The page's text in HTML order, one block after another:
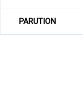
PARUTION